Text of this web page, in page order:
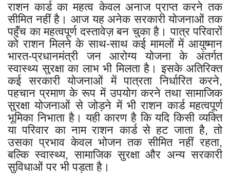
राशन कार्ड का महत्व केवल अनाज प्राप्त करने तक
सीमित नहीं है। आज यह अनेक सरकारी योजनाओं तक
पहुँच का महत्वपूर्ण दस्तावेज़ बन चुका है। पात्र परिवारों
को राशन मिलने के साथ-साथ कई मामलों में आयुष्मान
भारत-प्रधानमंत्री जन आरोग्य योजना के अंतर्गत
स्वास्थ्य सुरक्षा का लाभ भी मिलता है। इसके अतिरिक्त
कई सरकारी योजनाओं में पात्रता निर्धारित करने,
पहचान प्रमाण के रूप में उपयोग करने तथा सामाजिक
सुरक्षा योजनाओं से जोड़ने में भी राशन कार्ड महत्वपूर्ण
भूमिका निभाता है। यही कारण है कि यदि किसी व्यक्ति
या परिवार का नाम राशन कार्ड से हट जाता है, तो
उसका प्रभाव केवल भोजन तक सीमित नहीं रहता,
बल्कि स्वास्थ्य, सामाजिक सुरक्षा और अन्य सरकारी
सुविधाओं पर भी पड़ता है।